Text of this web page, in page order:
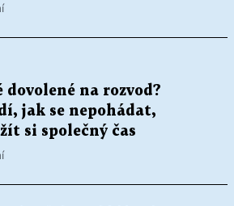
na rozvod?
jak se nepohádat,
si společný čas